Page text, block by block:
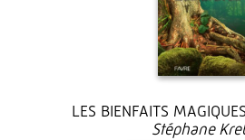
LES BIENFAITS
Stéphane